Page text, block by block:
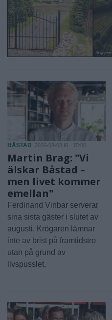
BÅSTAD 2026-08-08 KL. 15:00
Martin Brag: "Vi
älskar Båstad –
men livet kommer
emellan"
Ferdinand Vinbar serverar
sina sista gäster i slutet av
augusti. Krögaren lämnar
inte av brist på framtidstro
utan på grund av
livspusslet.